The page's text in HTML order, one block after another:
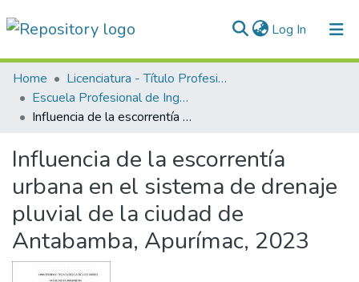
Log In (current)
Communities & Collections
All of DSpace
Normativas
Home
Licenciatura - Título Profesional
Escuela Profesional de Ingeniería Civil
Influencia de la escorrentía urbana en el sistema de drenaje pluvial de la ciudad de Antabamba, Apurímac, 2023
Influencia de la escorrentía
urbana en el sistema de drenaje
pluvial de la ciudad de
Antabamba, Apurímac, 2023